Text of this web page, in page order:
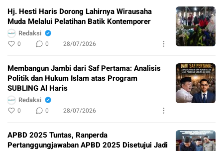
Hj. Hesti Haris Dorong Lahirnya Wirausaha
Muda Melalui Pelatihan Batik Kontemporer
Redaksi
0 0 28/07/2026
Membangun Jambi dari Saf Pertama: Analisis
Politik dan Hukum Islam atas Program
SUBLING Al Haris
Redaksi
0 0 28/07/2026
APBD 2025 Tuntas, Ranperda
Pertanggungjawaban APBD 2025 Disetujui Jadi